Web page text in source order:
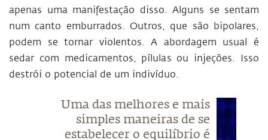
apenas uma manifestação disso. Alguns se sentam
num canto emburrados. Outros, que são bipolares,
podem se tornar violentos. A abordagem usual é
sedar com medicamentos, pílulas ou injeções. Isso
destrói o potencial de um indivíduo.
Uma das melhores e mais
simples maneiras de se
estabelecer o equilíbrio é